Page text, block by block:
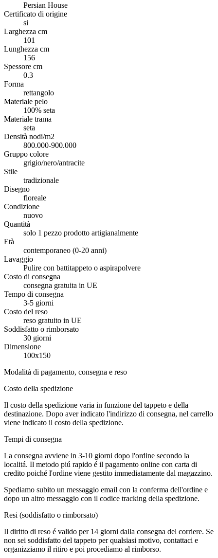
Persian House
Certificato di origine
si
Larghezza cm
101
Lunghezza cm
156
Spessore cm
0.3
Forma
rettangolo
Materiale pelo
100% seta
Materiale trama
seta
Densità nodi/m2
800.000-900.000
Gruppo colore
grigio/nero/antracite
Stile
tradizionale
Disegno
floreale
Condizione
nuovo
Quantità
solo 1 pezzo prodotto artigianalmente
Età
contemporaneo (0-20 anni)
Lavaggio
Pulire con battitappeto o aspirapolvere
Costo di consegna
consegna gratuita in UE
Tempo di consegna
3-5 giorni
Costo del reso
reso gratuito in UE
Soddisfatto o rimborsato
30 giorni
Dimensione
100x150
Modalitá di pagamento, consegna e reso
Costo della spedizione
Il costo della spedizione varia in funzione del tappeto e della
destinazione. Dopo aver indicato l'indirizzo di consegna, nel carrello
viene indicato il costo della spedizione.
Tempi di consegna
La consegna avviene in 3-10 giorni dopo l'ordine secondo la
localitá. Il metodo piú rapido é il pagamento online con carta di
credito poiché l'ordine viene gestito immediatamente dal magazzino.
Spediamo subito un messaggio email con la conferma dell'ordine e
dopo un altro messaggio con il codice tracking della spedizione.
Resi (soddisfatto o rimborsato)
Il diritto di reso é valido per 14 giorni dalla consegna del corriere. Se
non sei soddisfatto del tappeto per qualsiasi motivo, contattaci e
organizziamo il ritiro e poi procediamo al rimborso.